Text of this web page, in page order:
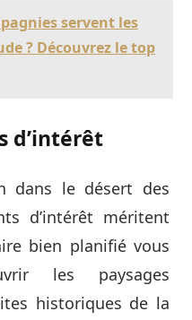
servent les
? Découvrez le top
d’intérêt
dans le désert des
d’intérêt méritent
bien planifié vous
les paysages
historiques de la